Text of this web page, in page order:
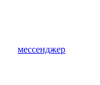
мессенджер